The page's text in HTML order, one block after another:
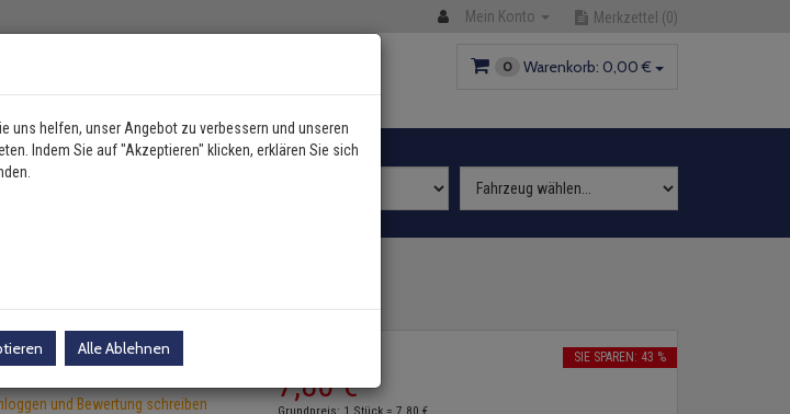
Mein Konto Merkzettel (0)
0 Warenkorb: 0,00 €
und Bewertung schreiben 7,80 €
SIE SPAREN: 43 %
Grundpreis: 1 Stück = 7,80 €
uns helfen, unser Angebot zu verbessern und unseren
Indem Sie auf "Akzeptieren" klicken, erklären Sie sich
Alle Ablehnen